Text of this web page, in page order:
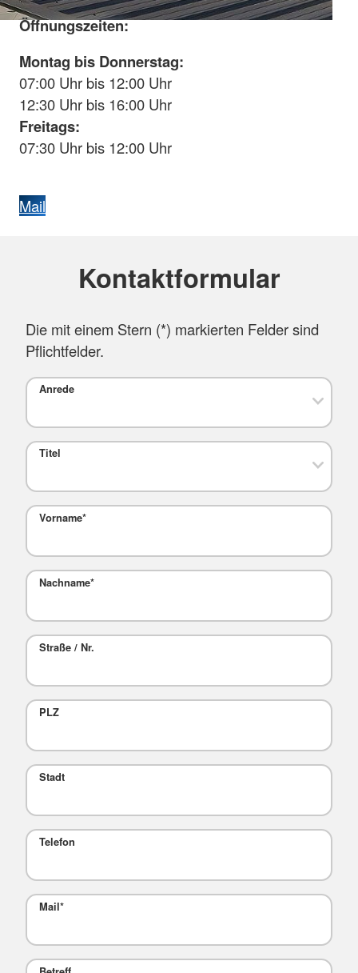
Öffnungszeiten:
Montag bis Donnerstag:
07:00 Uhr bis 12:00 Uhr
12:30 Uhr bis 16:00 Uhr
Freitags:
07:30 Uhr bis 12:00 Uhr
Mail
Kontaktformular
Die mit einem Stern (*) markierten Felder sind
Pflichtfelder.
Anrede
Titel
Vorname*
Nachname*
Straße / Nr.
PLZ
Stadt
Telefon
Mail*